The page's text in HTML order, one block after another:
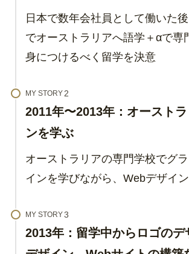
日本で数年会社員として働いた
でオーストラリアへ語学＋αで専
身につけるべく留学を決意
MY STORY
2011年〜2013年：オースト
ンを学ぶ
オーストラリアの専門学校でグ
インを学びながら、Webデザイ
MY STORY
2013年：留学中からロゴのデ